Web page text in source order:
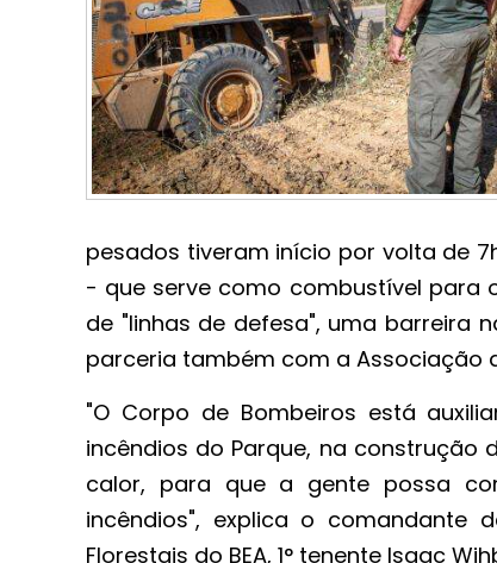
pesados tiveram início por volta de
- que serve como combustível para
de "linhas de defesa", uma barreira
parceria também com a Associação
"O Corpo de Bombeiros está
incêndios do Parque, na
calor, para que a gente possa
incêndios", explica o comandante
Florestais do BEA, 1° tenente Isaac